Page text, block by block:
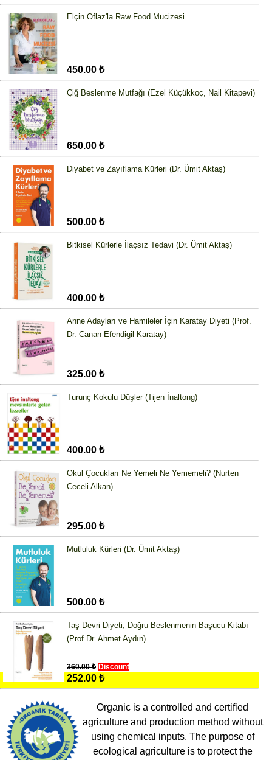
Elçin Oflaz'la Raw Food Mucizesi
450.00 ₺
Çiğ Beslenme Mutfağı (Ezel Küçükkoç, Nail Kitapevi)
650.00 ₺
Diyabet ve Zayıflama Kürleri (Dr. Ümit Aktaş)
500.00 ₺
Bitkisel Kürlerle İlaçsız Tedavi (Dr. Ümit Aktaş)
400.00 ₺
Anne Adayları ve Hamileler İçin Karatay Diyeti (Prof.
Dr. Canan Efendigil Karatay)
325.00 ₺
Turunç Kokulu Düşler (Tijen İnaltong)
400.00 ₺
Okul Çocukları Ne Yemeli Ne Yememeli? (Nurten
Ceceli Alkan)
295.00 ₺
Mutluluk Kürleri (Dr. Ümit Aktaş)
500.00 ₺
Taş Devri Diyeti, Doğru Beslenmenin Başucu Kitabı
(Prof.Dr. Ahmet Aydın)
360.00 ₺ Discount
252.00 ₺
Organic is a controlled and certified
agriculture and production method without
using chemical inputs. The purpose of
ecological agriculture is to protect the